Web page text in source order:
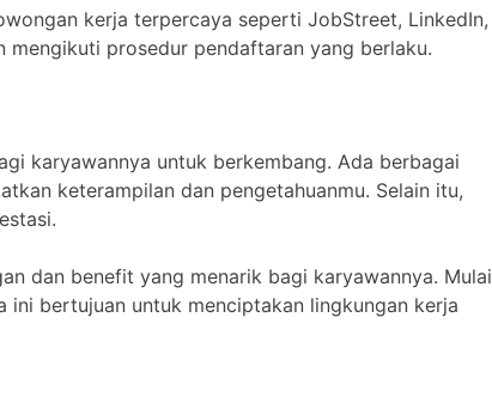
kerja terpercaya seperti JobStreet, LinkedIn,
mengikuti prosedur pendaftaran yang berlaku.
karyawannya untuk berkembang. Ada berbagai
keterampilan dan pengetahuanmu. Selain itu,
dan benefit yang menarik bagi karyawannya. Mulai
bertujuan untuk menciptakan lingkungan kerja